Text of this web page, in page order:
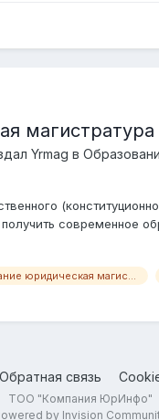
магистратура
Yrmag в
современное
финансово-
высшее образование юридическая магистратура
Обратная связь
ТОО "Компания ЮрИнфо"
by Invision